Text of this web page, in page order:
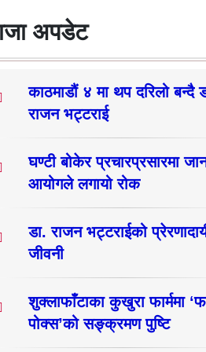
अपडेट
काठमाडौं ४ मा थप दरिलो बन्दै
राजन भट्टराई
घण्टी बोकेर प्रचारप्रसारमा
आयोगले लगायो रोक
डा. राजन भट्टराईको
जीवनी
शुक्लाफाँटाका कुखुरा फार्ममा
पोक्स’को सङ्क्रमण पुष्टि